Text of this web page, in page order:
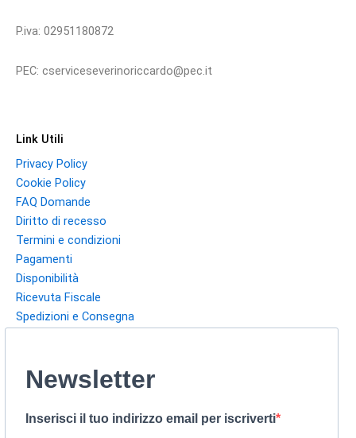
P.iva: 02951180872
PEC: cserviceseverinoriccardo@pec.it
Link Utili
Privacy Policy
Cookie Policy
FAQ Domande
Diritto di recesso
Termini e condizioni
Pagamenti
Disponibilità
Ricevuta Fiscale
Spedizioni e Consegna
Newsletter
Inserisci il tuo indirizzo email per iscriverti